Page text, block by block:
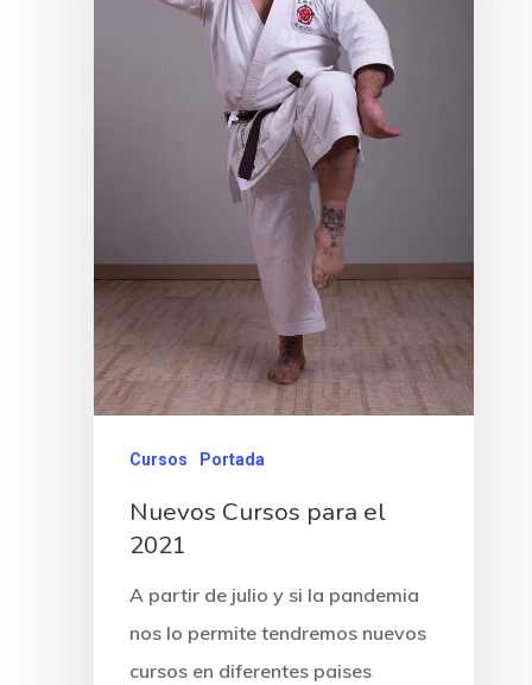
Cursos Portada
Nuevos Cursos para el
2021
A partir de julio y si la pandemia
nos lo permite tendremos nuevos
cursos en diferentes paises